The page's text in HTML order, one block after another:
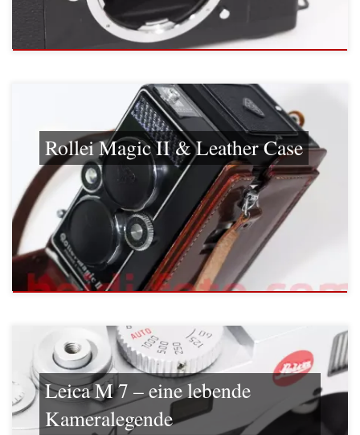
Rollei Magic II & Leather Case
Leica M 7 – eine lebende
Kameralegende